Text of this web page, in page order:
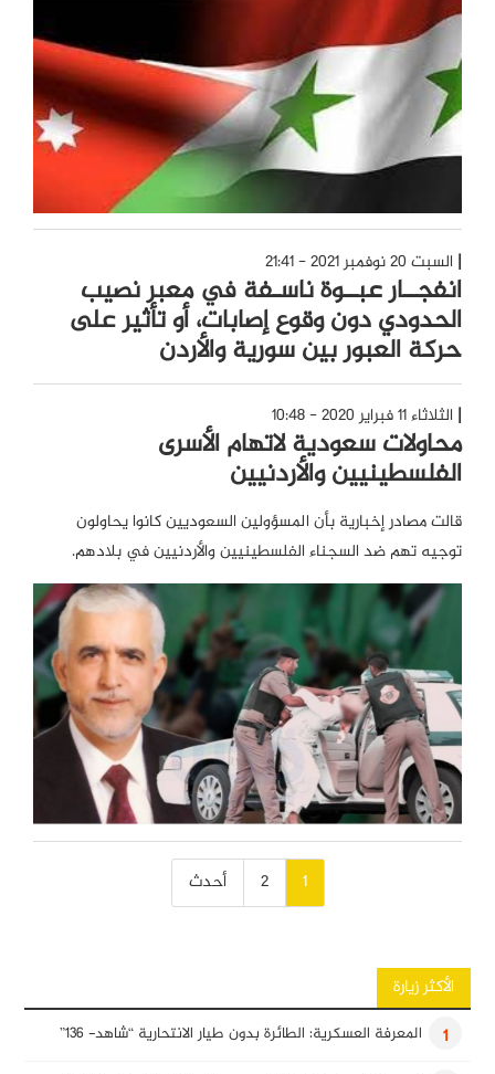
السبت 20 نوفمبر 2021 - 21:41
انفجــار عبــوة ناسـفة في معبر نصيب
الحدودي دون وقوع إصابات، أو تأثير على
حركة العبور بين سورية والأردن
الثلاثاء 11 فبراير 2020 - 10:48
محاولات سعودية لاتهام الأسرى
الفلسطينيين والأردنيين
قالت مصادر إخبارية بأن المسؤولين السعوديين كانوا يحاولون
توجيه تهم ضد السجناء الفلسطينيين والأردنيين في بلادهم.
1
2 أحدث
الأكثر زيارة
1
المعرفة العسكرية: الطائرة بدون طيار الانتحارية “شاهد- 136”